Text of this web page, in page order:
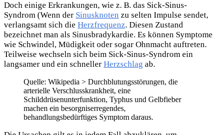
Doch einige Erkrankungen, wie z. B. das Sick-Sinus-
Syndrom (Wenn der Sinusknoten zu selten Impulse sendet,
verlangsamt sich die Herzfrequenz. Diesen Zustand
bezeichnet man als Sinusbradykardie. Es können Symptome
wie Schwindel, Müdigkeit oder sogar Ohnmacht auftreten.
Teilweise wechseln sich beim Sick-Sinus-Syndrom ein
langsamer und ein schneller Herzschlag ab.
Quelle: Wikipedia > Durchblutungsstörungen, die
arterielle Verschlusskrankheit, eine
Schilddrüsenunterfunktion, Typhus und Gelbfieber
machen ein besorgniserregendes,
behandlungsbedürftiges Symptom daraus.